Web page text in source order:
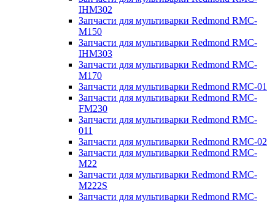
IHM302
Запчасти для мультиварки Redmond RMC-
M150
Запчасти для мультиварки Redmond RMC-
IHM303
Запчасти для мультиварки Redmond RMC-
M170
Запчасти для мультиварки Redmond RMC-01
Запчасти для мультиварки Redmond RMC-
FM230
Запчасти для мультиварки Redmond RMC-
011
Запчасти для мультиварки Redmond RMC-02
Запчасти для мультиварки Redmond RMC-
M22
Запчасти для мультиварки Redmond RMC-
M222S
Запчасти для мультиварки Redmond RMC-